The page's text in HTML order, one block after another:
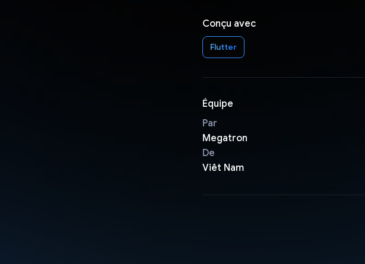
Conçu avec
Flutter
Équipe
Par
Megatron
De
Viêt Nam